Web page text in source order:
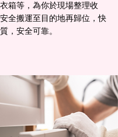
箱等，為你於現場整理收
全搬運至目的地再歸位，快
，安全可靠。